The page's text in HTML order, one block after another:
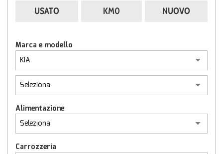
USATO KM0 NUOVO
Marca e modello
Alimentazione
Carrozzeria